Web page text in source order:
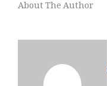
About The Author